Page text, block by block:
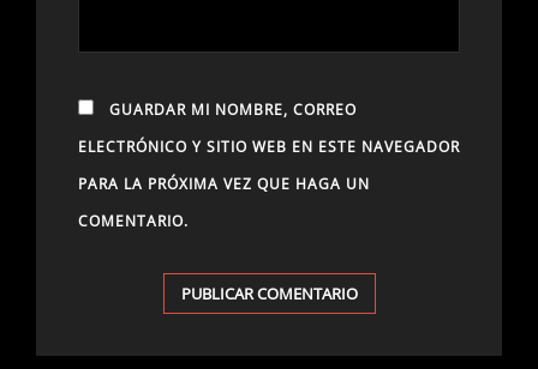
GUARDAR MI NOMBRE, CORREO
ELECTRÓNICO Y SITIO WEB EN ESTE NAVEGADOR
PARA LA PRÓXIMA VEZ QUE HAGA UN
COMENTARIO.